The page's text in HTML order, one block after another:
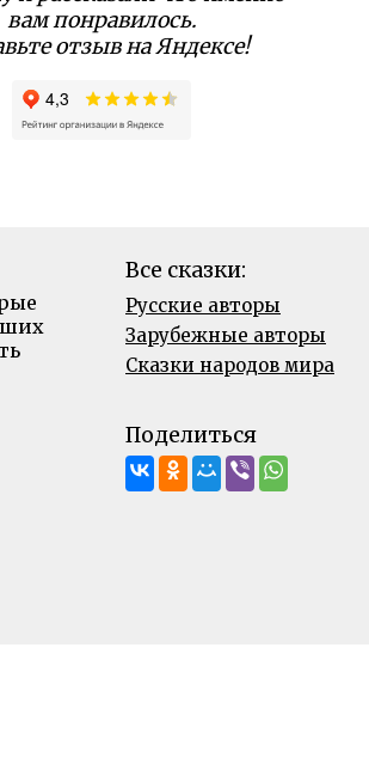
вам понравилось.
отзыв на Яндексе!
Все сказки:
Русские авторы
Зарубежные авторы
Сказки народов мира
Поделиться